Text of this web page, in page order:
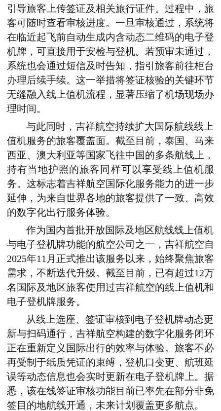
引导旅客上传签证及相关旅行证件。过程中，旅
客可随时查看审核进度。一旦审核通过，系统将
在临近起飞前自动生成内含动态二维码的电子登
机牌，可直接用于安检与登机。若预审未通过，
系统也会通过短信及时告知，指引旅客前往柜台
办理后续手续。这一举措将签证核验的关键环节
无缝融入线上值机流程，显著压缩了机场现场办
理时间。
与此同时，吉祥航空持续扩大国际航线线上
值机服务的旅客覆盖面。截至目前，泰国、马来
西亚、澳大利亚等国家飞往中国的多条航线上，
持有当地护照的旅客同样可以享受线上值机服
务。这标志着吉祥航空国际化服务能力的进一步
延伸，为来自世界各地的旅客提供了一致、高效
的数字化出行服务体验。
作为国内首批开放国际及地区航线线上值机
与电子登机牌功能的航空公司之一，吉祥航空自
2025年11月正式推出该服务以来，始终聚焦旅客
需求，不断迭代升级。截至目前，已有超过12万
名国际及地区旅客使用过吉祥航空的线上值机和
电子登机牌服务。
从线上选座、签证审核到电子登机牌动态更
新与扫码通行，吉祥航空构建的数字化服务闭环
正在重新定义国际出行的效率与体验。旅客不必
再受制于纸质凭证的束缚，登机口变更、航班延
误等动态信息也会实时更新在电子登机牌上。据
悉，该在线签证审核功能目前已率先在部分非免
签目的地航线开通，未来计划覆盖更多航点。